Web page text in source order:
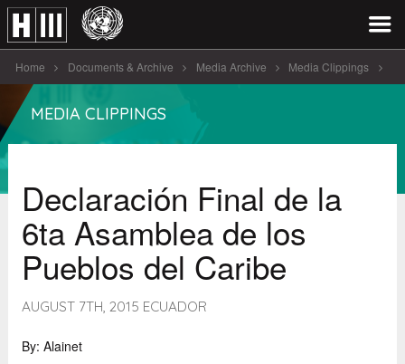
Home Documents & Archive Media Archive Media Clippings
Declaración Final de la 6ta [...]
MEDIA CLIPPINGS
Declaración Final de la
6ta Asamblea de los
Pueblos del Caribe
AUGUST 7TH, 2015 ECUADOR
By: Alainet